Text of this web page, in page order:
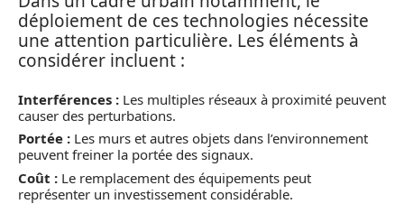
déploiement de ces technologies nécessite
une attention particulière. Les éléments à
considérer incluent :
Interférences : Les multiples réseaux à proximité peuvent
causer des perturbations.
Portée : Les murs et autres objets dans l’environnement
peuvent freiner la portée des signaux.
Coût : Le remplacement des équipements peut
représenter un investissement considérable.